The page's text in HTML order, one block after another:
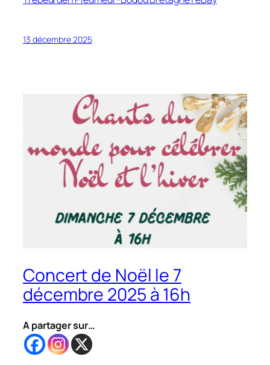
13 décembre 2025
Concert de Noël le 7
décembre 2025 à 16h
A partager sur…